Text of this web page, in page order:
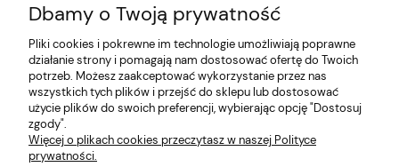
Na skróty
Informacje
E-KRZESŁO
Biuro handlowe (bez ekspozycji). Prosimy o wcześniejszy
Dbamy o Twoją prywatność
Pliki cookies i pokrewne im technologie umożliwiają poprawne
działanie strony i pomagają nam dostosować ofertę do Twoich
potrzeb. Możesz zaakceptować wykorzystanie przez nas
wszystkich tych plików i przejść do sklepu lub dostosować
użycie plików do swoich preferencji, wybierając opcję "Dostosuj
zgody".
Więcej o plikach cookies przeczytasz w naszej Polityce
prywatności.